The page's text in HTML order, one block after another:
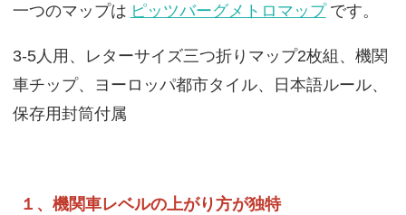
一つのマップは ピッツバーグメトロマップ です。
3-5人用、レターサイズ三つ折りマップ2枚組、機関
車チップ、ヨーロッパ都市タイル、日本語ルール、
保存用封筒付属
１、機関車レベルの上がり方が独特